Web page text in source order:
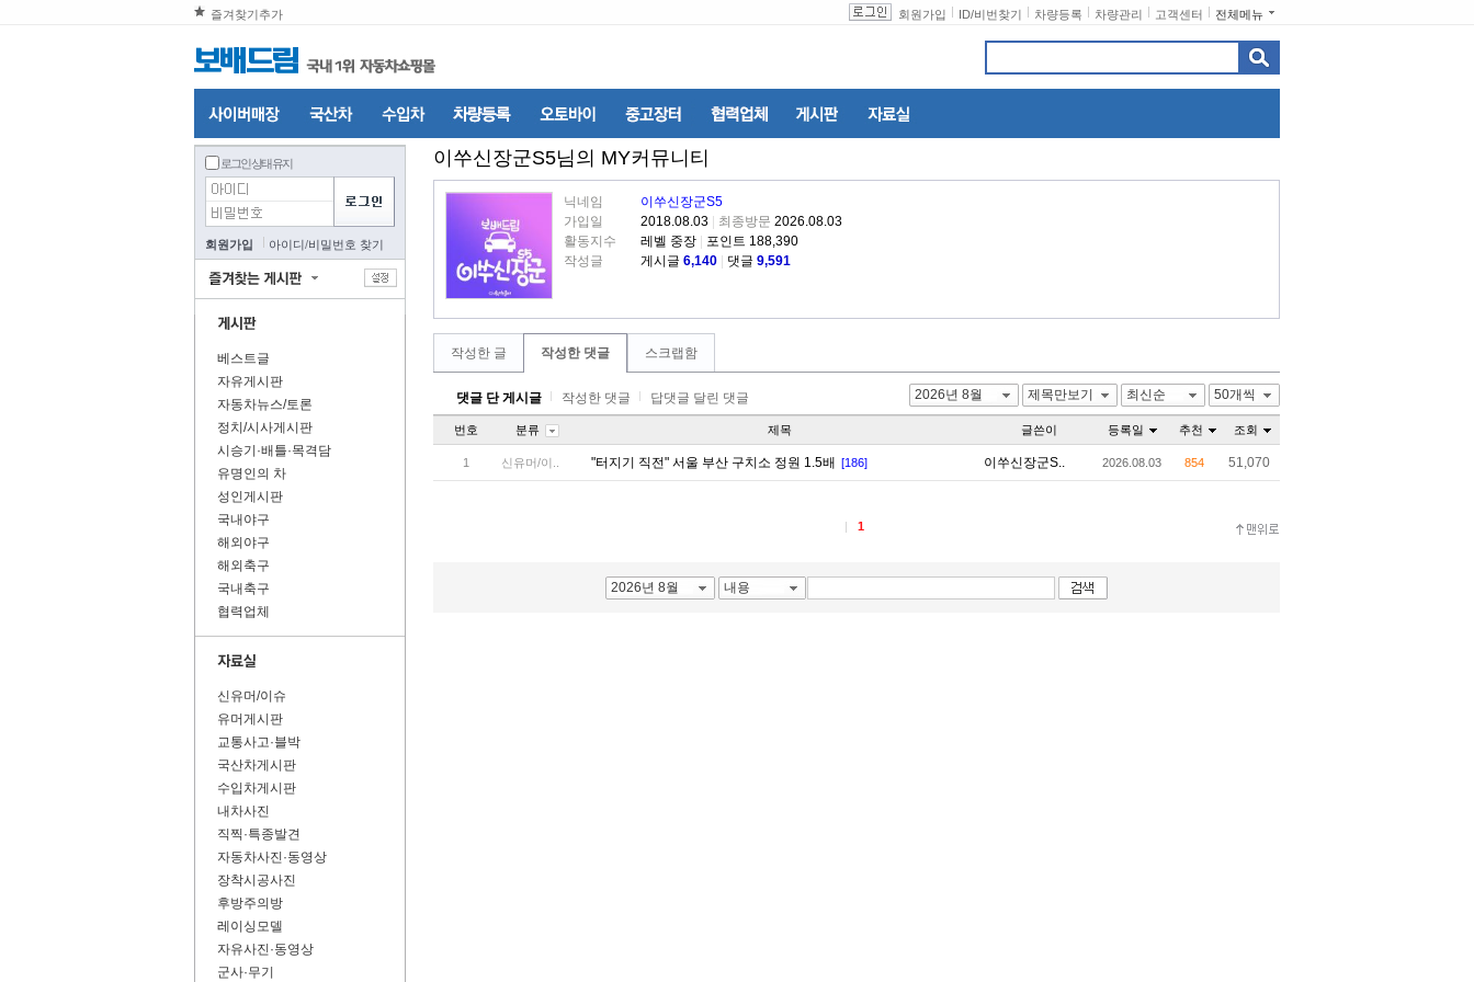
즐겨찾기추가 전체메뉴
고객센터
차량관리
차량등록
ID/비번찾기
회원가입
로그인 상태 유지
회원가입 아이디/비밀번호 찾기
베스트글
자유게시판
자동차뉴스/토론
정치/시사게시판
시승기·배틀·목격담
유명인의 차
성인게시판
국내야구
해외야구
해외축구
국내축구
협력업체
신유머/이슈
유머게시판
교통사고·블박
국산차게시판
수입차게시판
내차사진
직찍·특종발견
자동차사진·동영상
장착시공사진
후방주의방
레이싱모델
자유사진·동영상
군사·무기
이쑤신장군S5님의 MY커뮤니티
닉네임
이쑤신장군S5
가입일
2018.08.03 최종방문 2026.08.03
활동지수
레벨 중장
포인트 188,390
작성글
게시글 6,140 댓글 9,591
작성한 글 작성한 댓글 스크랩함
댓글 단 게시글 작성한 댓글 답댓글 달린 댓글 2026년 8월 제목만보기 최신순 50개씩
번호 분류 제목 글쓴이 등록일 추천 조회
1 신유머/이.. "터지기 직전" 서울 부산 구치소 정원 1.5배 [186] 이쑤신장군S.. 2026.08.03 854 51,070
1
2026년 8월 내용